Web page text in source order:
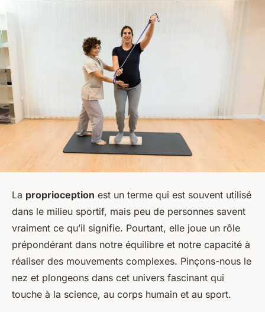
La proprioception est un terme qui est souvent utilisé
dans le milieu sportif, mais peu de personnes savent
vraiment ce qu’il signifie. Pourtant, elle joue un rôle
prépondérant dans notre équilibre et notre capacité à
réaliser des mouvements complexes. Pinçons-nous le
nez et plongeons dans cet univers fascinant qui
touche à la science, au corps humain et au sport.